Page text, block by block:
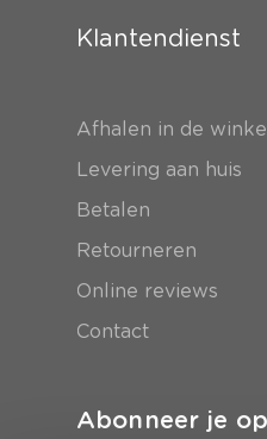
Klantendienst
Afhalen in de winkel
Levering aan huis
Betalen
Retourneren
Online reviews
Contact
Abonneer je